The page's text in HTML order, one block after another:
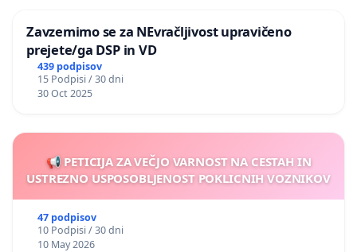
Zavzemimo se za NEvračljivost upravičeno
prejete/ga DSP in VD
439 podpisov
15 Podpisi / 30 dni
30 Oct 2025
📢 PETICIJA ZA VEČJO VARNOST NA CESTAH IN
USTREZNO USPOSOBLJENOST POKLICNIH VOZNIKOV
47 podpisov
10 Podpisi / 30 dni
10 May 2026